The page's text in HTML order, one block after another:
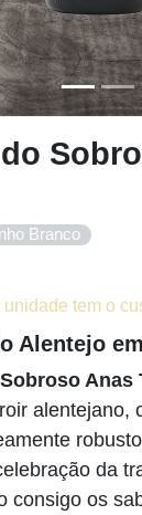
Branco
tem o
Alentejo
Anas
alentejano,
da
consigo os